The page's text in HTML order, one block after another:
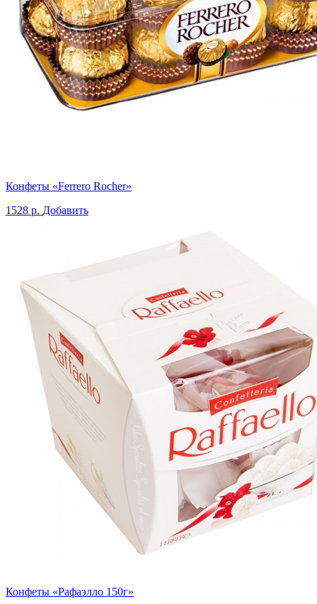
Конфеты «Ferrero Rocher»
1528 р. Добавить
Конфеты «Рафаэлло 150г»